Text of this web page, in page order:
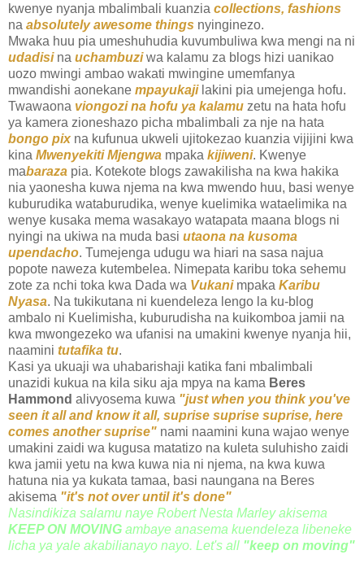
kwenye nyanja mbalimbali kuanzia collections, fashions
na absolutely awesome things nyinginezo.
Mwaka huu pia umeshuhudia kuvumbuliwa kwa mengi na ni
udadisi na uchambuziwa kalamu za blogs hizi uanikao
uozo mwingi ambao wakati mwingine umemfanya
mwandishi aonekane mpayukajilakini pia umejenga hofu.
Twawaona viongozi na hofu ya kalamu zetu na hata hofu
ya kamera zioneshazo picha mbalimbali za nje na hata
bongo pix na kufunua ukweli ujitokezao kuanzia vijijini kwa
kina Mwenyekiti Mjengwa mpaka kijiweni. Kwenye
mabaraza pia. Kotekote blogs zawakilisha na kwa hakika
nia yaonesha kuwa njema na kwa mwendo huu, basi wenye
kuburudika wataburudika, wenye kuelimika wataelimika na
wenye kusaka mema wasakayo watapata maana blogs ni
nyingi na ukiwa na muda basi utaona na kusoma
upendacho. Tumejenga udugu wa hiari na sasa najua
popote naweza kutembelea. Nimepata karibu toka sehemu
zote za nchi toka kwa Dada wa Vukanimpaka Karibu
Nyasa. Na tukikutana ni kuendeleza lengo la ku-blog
ambalo ni Kuelimisha, kuburudisha na kuikomboa jamii na
kwa mwongezeko wa ufanisi na umakini kwenye nyanja hii,
naamini tutafika tu.
Kasi ya ukuaji wa uhabarishaji katika fani mbalimbali
unazidi kukua na kila siku aja mpya na kama Beres
Hammond alivyosema kuwa "just when you think you've
seen it all and know it all, suprise suprise suprise, here
comes another suprise" nami naamini kuna wajao wenye
umakini zaidi wa kugusa matatizo na kuleta suluhisho zaidi
kwa jamii yetu na kwa kuwa nia ni njema, na kwa kuwa
hatuna nia ya kukata tamaa, basi naungana na Beres
akisema "it's not over until it's done"
Nasindikiza salamu naye Robert Nesta Marley akisema
KEEP ON MOVING ambaye anasema kuendeleza libeneke
licha ya yale akabilianayo nayo. Let's all "keep on moving"